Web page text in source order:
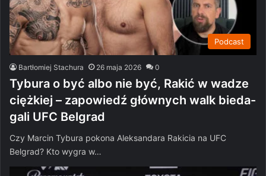
Podcast
Bartłomiej Stachura 26 maja 2026 0
Tybura o być albo nie być, Rakić w wadze
ciężkiej – zapowiedź głównych walk bieda-
gali UFC Belgrad
Czy Marcin Tybura pokona Aleksandara Rakicia na UFC
Belgrad? Kto wygra w…